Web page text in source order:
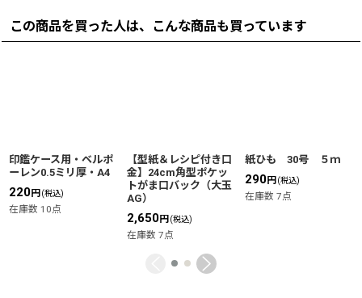
この商品を買った人は、こんな商品も買っています
印鑑ケース用・ベルポ
ーレン0.5ミリ厚・A4
220円 (税込)
在庫数 10点
【型紙＆レシピ付き口
金】24cm角型ポケッ
トがま口バック（大玉
AG）
2,650円 (税込)
在庫数 7点
紙ひも 30号 ５ｍ
290円 (税込)
在庫数 7点